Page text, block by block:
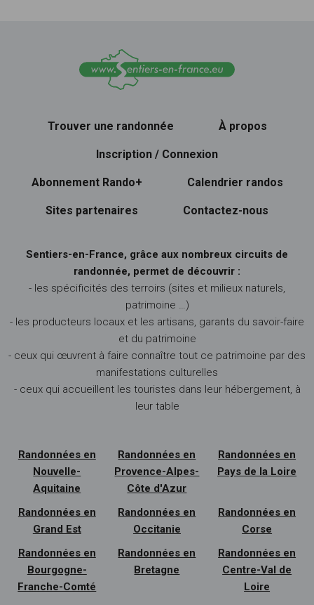
Trouver une randonnée À propos
Inscription / Connexion
Abonnement Rando+ Calendrier randos
Sites partenaires Contactez-nous
Sentiers-en-France, grâce aux nombreux circuits de
randonnée, permet de découvrir :
- les spécificités des terroirs (sites et milieux naturels,
patrimoine …)
- les producteurs locaux et les artisans, garants du savoir-faire
et du patrimoine
- ceux qui œuvrent à faire connaître tout ce patrimoine par des
manifestations culturelles
- ceux qui accueillent les touristes dans leur hébergement, à
leur table
Randonnées en
Nouvelle-
Aquitaine
Randonnées en
Provence-Alpes-
Côte d'Azur
Randonnées en
Pays de la Loire
Randonnées en
Grand Est
Randonnées en
Occitanie
Randonnées en
Corse
Randonnées en
Bourgogne-
Franche-Comté
Randonnées en
Bretagne
Randonnées en
Centre-Val de
Loire